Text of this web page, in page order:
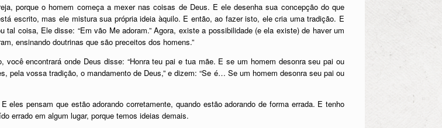
porque o homem começa a mexer nas coisas de Deus. E ele desenha sua concepção do que
escrito, mas ele mistura sua própria ideia àquilo. E então, ao fazer isto, ele cria uma tradição. E
coisa, Ele disse: “Em vão Me adoram.” Agora, existe a possibilidade (e ela existe) de haver um
ensinando doutrinas que são preceitos dos homens.”
encontrará onde Deus disse: “Honra teu pai e tua mãe. E se um homem desonra seu pai ou
pela vossa tradição, o mandamento de Deus,” e dizem: “Se é… Se um homem desonra seu pai ou
pensam que estão adorando corretamente, quando estão adorando de forma errada. E tenho
errado em algum lugar, porque temos ideias demais.